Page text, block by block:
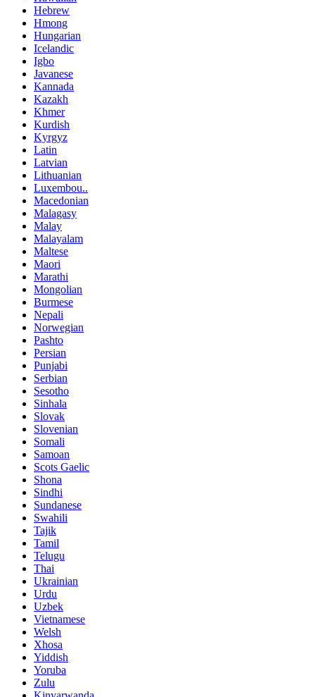
Hebrew
Hmong
Hungarian
Icelandic
Igbo
Javanese
Kannada
Kazakh
Khmer
Kurdish
Kyrgyz
Latin
Latvian
Lithuanian
Luxembou..
Macedonian
Malagasy
Malay
Malayalam
Maltese
Maori
Marathi
Mongolian
Burmese
Nepali
Norwegian
Pashto
Persian
Punjabi
Serbian
Sesotho
Sinhala
Slovak
Slovenian
Somali
Samoan
Scots Gaelic
Shona
Sindhi
Sundanese
Swahili
Tajik
Tamil
Telugu
Thai
Ukrainian
Urdu
Uzbek
Vietnamese
Welsh
Xhosa
Yiddish
Yoruba
Zulu